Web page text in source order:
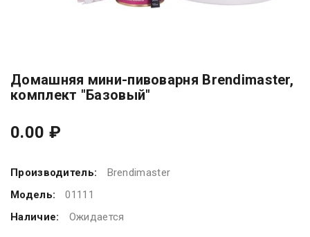
Домашняя мини-пивоварня Brendimaster,
комплект "Базовый"
0.00 ₽
Производитель:
Brendimaster
Модель:
01111
Наличие:
Ожидается